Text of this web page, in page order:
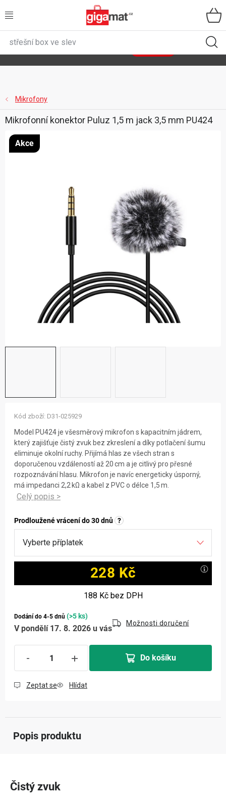
na
VŠECHNY KATEGORIE
ZAHRADA
DÍLNA
ÚLOŽNÉ BOXY
12 důvodů proč Gigamat Možnosti dopravy
Kontakt
Hodnocení obchodu
Mikrofony
Model PU424 je všesměrový mikrofon s kapacitním jádrem,
který zajišťuje čistý zvuk bez zkreslení a díky potlačení šumu
eliminuje okolní ruchy. Přijímá hlas ze všech stran s
doporučenou vzdáleností až 20 cm a je citlivý pro přesné
rozpoznávání hlasu. Mikrofon je navíc energeticky úsporný,
má impedanci 2,2 kΩ a kabel z PVC o délce 1,5 m.
Prodloužené vrácení do 30 dnů ?
228 Kč
188 Kčbez DPH
Dodání do 4-5 dnů (>5 ks)
V pondělí 17. 8. 2026 u vás
Možnosti doručení
Do košíku
Kód zboží: D31-025929
Zeptat se Hlídat
Mikrofonní konektor Puluz 1,5 m jack 3,5 mm PU424
Akce
Popis produktu
Čistý zvuk